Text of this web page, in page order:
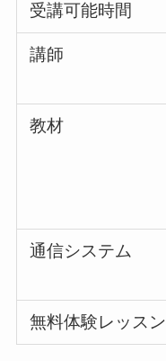
受講可能時間
講師
教材
通信システム
無料体験レッスン